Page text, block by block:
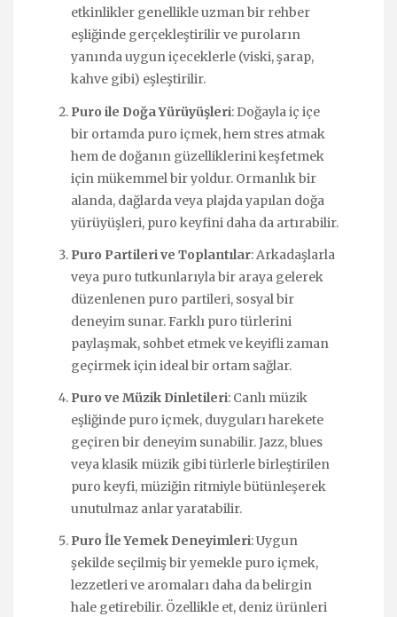
etkinlikler genellikle uzman bir rehber
eşliğinde gerçekleştirilir ve puroların
yanında uygun içeceklerle (viski, şarap,
kahve gibi) eşleştirilir.
Puro ile Doğa Yürüyüşleri: Doğayla iç içe
bir ortamda puro içmek, hem stres atmak
hem de doğanın güzelliklerini keşfetmek
için mükemmel bir yoldur. Ormanlık bir
alanda, dağlarda veya plajda yapılan doğa
yürüyüşleri, puro keyfini daha da artırabilir.
Puro Partileri ve Toplantılar: Arkadaşlarla
veya puro tutkunlarıyla bir araya gelerek
düzenlenen puro partileri, sosyal bir
deneyim sunar. Farklı puro türlerini
paylaşmak, sohbet etmek ve keyifli zaman
geçirmek için ideal bir ortam sağlar.
Puro ve Müzik Dinletileri: Canlı müzik
eşliğinde puro içmek, duyguları harekete
geçiren bir deneyim sunabilir. Jazz, blues
veya klasik müzik gibi türlerle birleştirilen
puro keyfi, müziğin ritmiyle bütünleşerek
unutulmaz anlar yaratabilir.
Puro İle Yemek Deneyimleri: Uygun
şekilde seçilmiş bir yemekle puro içmek,
lezzetleri ve aromaları daha da belirgin
hale getirebilir. Özellikle et, deniz ürünleri